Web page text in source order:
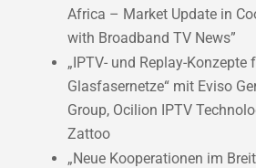
Africa – Market Update in
with Broadband TV News”
„IPTV- und Replay-Konzepte
Glasfasernetze“ mit Eviso
Group, Ocilion IPTV
Zattoo
„Neue Kooperationen im